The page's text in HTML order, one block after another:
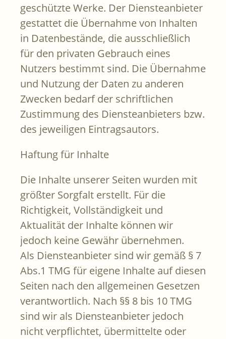
geschützte Werke. Der Diensteanbieter
gestattet die Übernahme von Inhalten
in Datenbestände, die ausschließlich
für den privaten Gebrauch eines
Nutzers bestimmt sind. Die Übernahme
und Nutzung der Daten zu anderen
Zwecken bedarf der schriftlichen
Zustimmung des Diensteanbieters bzw.
des jeweiligen Eintragsautors.
Haftung für Inhalte
Die Inhalte unserer Seiten wurden mit
größter Sorgfalt erstellt. Für die
Richtigkeit, Vollständigkeit und
Aktualität der Inhalte können wir
jedoch keine Gewähr übernehmen.
Als Diensteanbieter sind wir gemäß § 7
Abs.1 TMG für eigene Inhalte auf diesen
Seiten nach den allgemeinen Gesetzen
verantwortlich. Nach §§ 8 bis 10 TMG
sind wir als Diensteanbieter jedoch
nicht verpflichtet, übermittelte oder